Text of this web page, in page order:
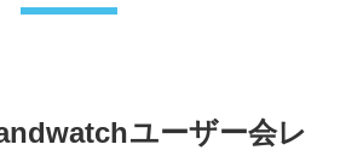
ユーザー会レ